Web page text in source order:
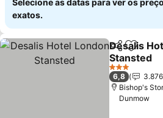
Selecione as datas para ver os
exatos.
Partilhar
Desalis
Stansted
Ver preços
3 Estrelas
6,8
3.876
Bishop's
Dunmow